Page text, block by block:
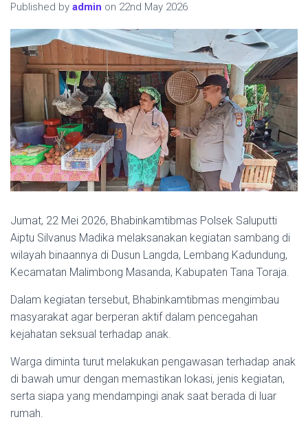
Published by admin on 22nd May 2026
Jumat, 22 Mei 2026, Bhabinkamtibmas Polsek Saluputti
Aiptu Silvanus Madika melaksanakan kegiatan sambang di
wilayah binaannya di Dusun Langda, Lembang Kadundung,
Kecamatan Malimbong Masanda, Kabupaten Tana Toraja.
Dalam kegiatan tersebut, Bhabinkamtibmas mengimbau
masyarakat agar berperan aktif dalam pencegahan
kejahatan seksual terhadap anak.
Warga diminta turut melakukan pengawasan terhadap anak
di bawah umur dengan memastikan lokasi, jenis kegiatan,
serta siapa yang mendampingi anak saat berada di luar
rumah.